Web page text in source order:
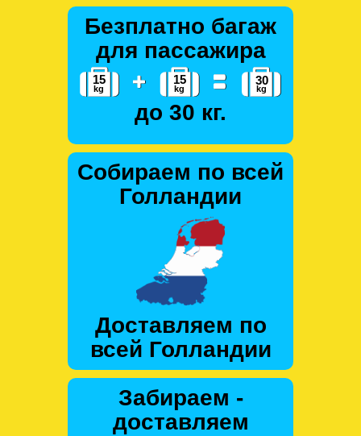
Безплатно багаж
для пассажира
до 30 кг.
Собираем по всей
Голландии
Доставляем по
всей Голландии
Забираем -
доставляем